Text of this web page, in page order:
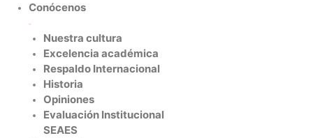
Conócenos
Nuestra cultura
Excelencia académica
Respaldo Internacional
Historia
Opiniones
Evaluación Institucional
SEAES